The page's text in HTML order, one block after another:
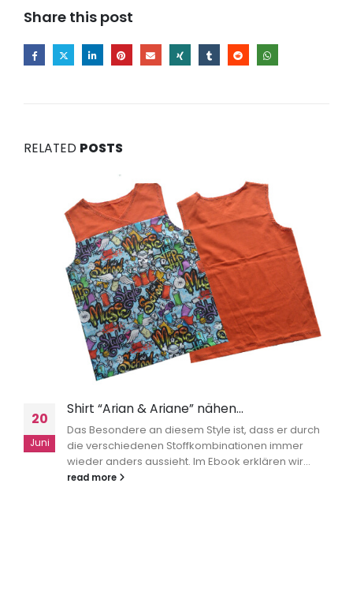
Share this post
RELATED POSTS
20
Juni
Shirt “Arian & Ariane” nähen…
Das Besondere an diesem Style ist, dass er durch
die verschiedenen Stoffkombinationen immer
wieder anders aussieht. Im Ebook erklären wir...
read more